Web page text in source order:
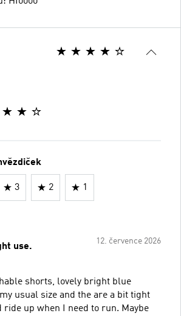
3 2 1
12. července 2026
use.
shorts, lovely bright blue
usual size and the are a bit tight
ride up when I need to run. Maybe